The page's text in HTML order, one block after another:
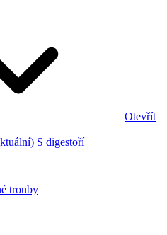
Otevřít
S digestoří
trouby